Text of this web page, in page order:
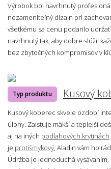
Výrobok bol navrhnutý
nezameniteľný dizajn pri
všetkému sa cenu podarilo
navrhnutý tak, aby dobre slúžil
bez zbytočných kompromisov v
Typ produktu Kusový
Kusový koberec skvele ozdobí
úlohy. Zaisťuje mäkší a teplejší
aj na iných podlahových krytinách
je protišmykový , Aladin vám ho
Údržba je jednoduchá